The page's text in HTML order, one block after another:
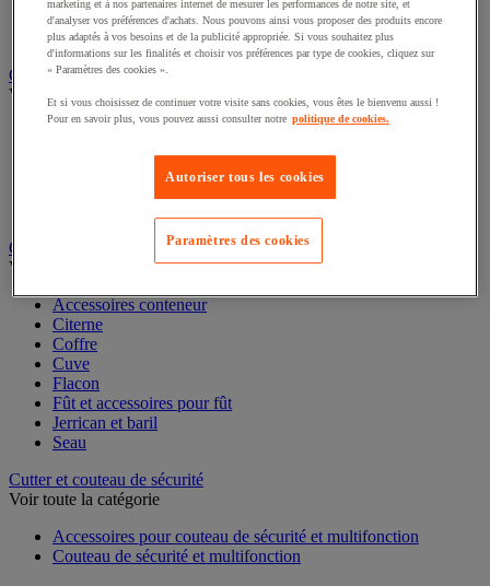
Bac pliant
Bac-tiroirs
Rangement pour bacs
Caisse carton, enveloppe et boîte postale
Voir toute la catégorie
Contenant et fût
Accessoires conteneur
Citerne
Coffre
Cuve
Flacon
Fût et accessoires pour fût
Jerrican et baril
Cutter et couteau de sécurité
Accessoires pour couteau de sécurité et multifonction
marketing et à nos partenaires internet de mesurer les performances de notre site, et
d'analyser vos préférences d'achats. Nous pouvons ainsi vous proposer des produits encore
plus adaptés à vos besoins et de la publicité appropriée. Si vous souhaitez plus
d'informations sur les finalités et choisir vos préférences par type de cookies, cliquez sur
« Paramètres des cookies ».
Et si vous choisissez de continuer votre visite sans cookies, vous êtes le bienvenu aussi !
Pour en savoir plus, vous pouvez aussi consulter notre politique de cookies.
Autoriser tous les cookies
Paramètres des cookies